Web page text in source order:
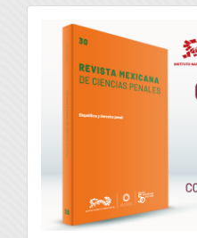
convocatoria